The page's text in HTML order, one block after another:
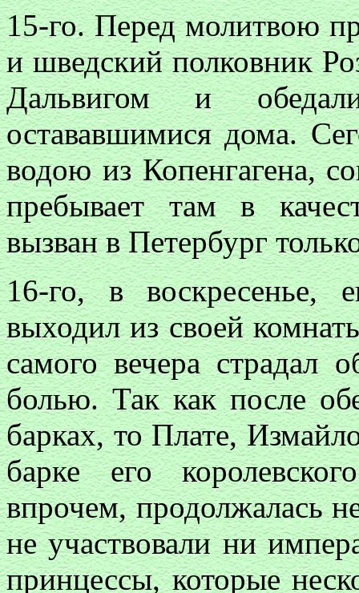
15-го. Перед молитвою
и шведский полковник
Дальвигом и
остававшимися дома.
водою из Копенгагена,
пребывает там в
вызван в Петербург
16-го, в воскресенье,
выходил из своей
самого вечера страдал
болью. Так как после
барках, то Плате,
барке его
впрочем, продолжалась
не участвовали ни
принцессы, которые